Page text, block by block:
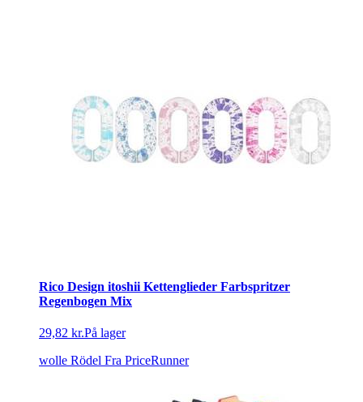
Rico Design itoshii Kettenglieder Farbspritzer
Regenbogen Mix
29,82 kr.På lager
wolle Rödel Fra PriceRunner